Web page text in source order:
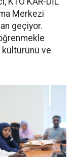
Merkezi
geçiyor.
kültürünü ve